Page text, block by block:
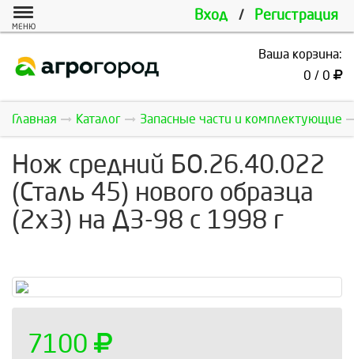
Вход / Регистрация
МЕНЮ
Ваша корзина:
0 / 0
Главная Каталог Запасные части и комплектующие
Нож средний БО.26.40.022
(Сталь 45) нового образца
(2х3) на ДЗ-98 с 1998 г
7100